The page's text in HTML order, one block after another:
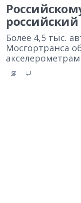
Более 4,5 тыс.
Мосгортранса